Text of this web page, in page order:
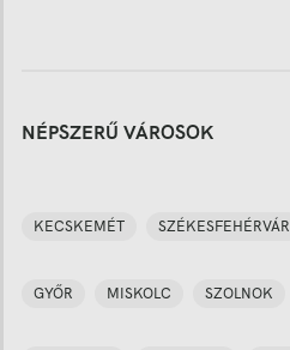
NÉPSZERŰ VÁROSOK
KECSKEMÉT SZÉKESFEHÉRVÁR
GYŐR MISKOLC SZOLNOK